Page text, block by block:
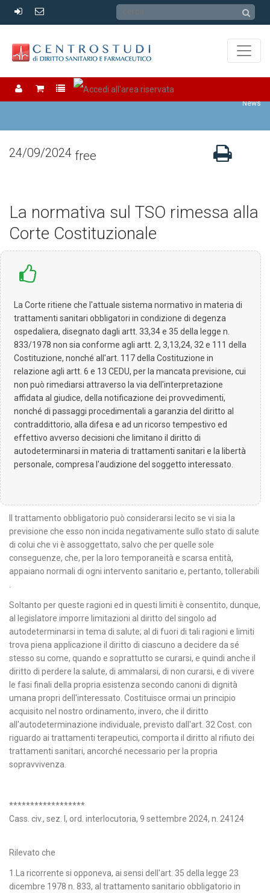
News
News
24/09/2024 free
La normativa sul TSO rimessa alla
Corte Costituzionale
La Corte ritiene che l'attuale sistema normativo in materia di
trattamenti sanitari obbligatori in condizione di degenza
ospedaliera, disegnato dagli artt. 33,34 e 35 della legge n.
833/1978 non sia conforme agli artt. 2, 3,13,24, 32 e 111 della
Costituzione, nonché all'art. 117 della Costituzione in
relazione agli artt. 6 e 13 CEDU, per la mancata previsione, cui
non può rimediarsi attraverso la via dell'interpretazione
affidata al giudice, della notificazione dei provvedimenti,
nonché di passaggi procedimentali a garanzia del diritto al
contraddittorio, alla difesa e ad un ricorso tempestivo ed
effettivo avverso decisioni che limitano il diritto di
autodeterminarsi in materia di trattamenti sanitari e la libertà
personale, compresa l'audizione del soggetto interessato.
Il trattamento obbligatorio può considerarsi lecito se vi sia la
previsione che esso non incida negativamente sullo stato di salute
di colui che vi è assoggettato, salvo che per quelle sole
conseguenze, che, per la loro temporaneità e scarsa entità,
appaiano normali di ogni intervento sanitario e, pertanto, tollerabili
Soltanto per queste ragioni ed in questi limiti è consentito, dunque,
al legislatore imporre limitazioni al diritto del singolo ad
autodeterminarsi in tema di salute; al di fuori di tali ragioni e limiti
trova piena applicazione il diritto di ciascuno a decidere da sé
stesso su come, quando e soprattutto se curarsi, e quindi anche il
diritto di perdere la salute, di ammalarsi, di non curarsi, e di vivere
le fasi finali della propria esistenza secondo canoni di dignità
umana propri dell'interessato. Costituisce ormai un principio
acquisito nel nostro ordinamento, invero, che il diritto
all'autodeterminazione individuale, previsto dall'art. 32 Cost. con
riguardo ai trattamenti terapeutici, comporta il diritto al rifiuto dei
trattamenti sanitari, ancorché necessario per la propria
sopravvivenza.
******************
Cass. civ., sez. I, ord. interlocutoria, 9 settembre 2024, n. 24124
Rilevato che
1.La ricorrente si opponeva, ai sensi dell'art. 35 della legge 23
dicembre 1978 n. 833, al trattamento sanitario obbligatorio in